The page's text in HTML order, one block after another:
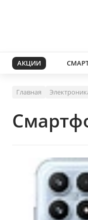
АКЦИИ
Главная